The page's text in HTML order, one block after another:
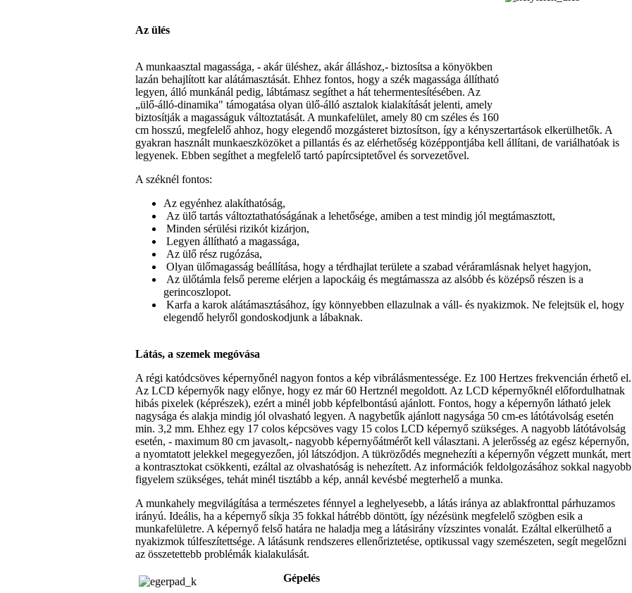
Az ülés
A munkaasztal magassága, - akár üléshez, akár álláshoz,- biztosítsa a könyökben
lazán behajlított kar alátámasztását. Ehhez fontos, hogy a szék magassága állítható
legyen, álló munkánál pedig, lábtámasz segíthet a hát tehermentesítésében. Az
„ülő-álló-dinamika" támogatása olyan ülő-álló asztalok kialakítását jelenti, amely
biztosítják a magasságuk változtatását. A munkafelület, amely 80 cm széles és 160
cm hosszú, megfelelő ahhoz, hogy elegendő mozgásteret biztosítson, így a kényszertartások elkerülhetők. A
gyakran használt munkaeszközöket a pillantás és az elérhetőség középpontjába kell állítani, de variálhatóak is
legyenek. Ebben segíthet a megfelelő tartó papírcsiptetővel és sorvezetővel.
A széknél fontos:
Az egyénhez alakíthatóság,
Az ülő tartás változtathatóságának a lehetősége, amiben a test mindig jól megtámasztott,
Minden sérülési rizikót kizárjon,
Legyen állítható a magassága,
Az ülő rész rugózása,
Olyan ülőmagasság beállítása, hogy a térdhajlat területe a szabad véráramlásnak helyet hagyjon,
Az ülőtámla felső pereme elérjen a lapockáig és megtámassza az alsóbb és középső részen is a
gerincoszlopot.
Karfa a karok alátámasztásához, így könnyebben ellazulnak a váll- és nyakizmok. Ne felejtsük el, hogy
elegendő helyről gondoskodjunk a lábaknak.
Látás, a szemek megóvása
A régi katódcsöves képernyőnél nagyon fontos a kép vibrálásmentessége. Ez 100 Hertzes frekvencián érhető el.
Az LCD képernyők nagy előnye, hogy ez már 60 Hertznél megoldott. Az LCD képernyőknél előfordulhatnak
hibás pixelek (képrészek), ezért a minél jobb képfelbontású ajánlott. Fontos, hogy a képernyőn látható jelek
nagysága és alakja mindig jól olvasható legyen. A nagybetűk ajánlott nagysága 50 cm-es látótávolság esetén
min. 3,2 mm. Ehhez egy 17 colos képcsöves vagy 15 colos LCD képernyő szükséges. A nagyobb látótávolság
esetén, - maximum 80 cm javasolt,- nagyobb képernyőátmérőt kell választani. A jelerősség az egész képernyőn,
a nyomtatott jelekkel megegyezően, jól látszódjon. A tükröződés megnehezíti a képernyőn végzett munkát, mert
a kontrasztokat csökkenti, ezáltal az olvashatóság is nehezített. Az információk feldolgozásához sokkal nagyobb
figyelem szükséges, tehát minél tisztább a kép, annál kevésbé megterhelő a munka.
A munkahely megvilágítása a természetes fénnyel a leghelyesebb, a látás iránya az ablakfronttal párhuzamos
irányú. Ideális, ha a képernyő síkja 35 fokkal hátrébb döntött, így nézésünk megfelelő szögben esik a
munkafelületre. A képernyő felső határa ne haladja meg a látásirány vízszintes vonalát. Ezáltal elkerülhető a
nyakizmok túlfeszítettsége. A látásunk rendszeres ellenőriztetése, optikussal vagy szemészeten, segít megelőzni
az összetettebb problémák kialakulását.
Gépelés